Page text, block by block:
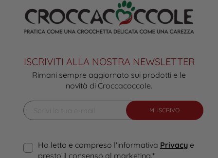
ISCRIVITI ALLA NOSTRA NEWSLETTER
Rimani sempre aggiornato sui prodotti e le
novità di Croccacoccole.
MI ISCRIVO
Ho letto e compreso l'informativa Privacye
presto il consenso al marketing.*